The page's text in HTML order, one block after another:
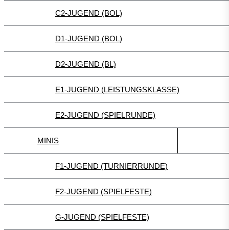
C2-JUGEND (BOL)
D1-JUGEND (BOL)
D2-JUGEND (BL)
E1-JUGEND (LEISTUNGSKLASSE)
E2-JUGEND (SPIELRUNDE)
MINIS
F1-JUGEND (TURNIERRUNDE)
F2-JUGEND (SPIELFESTE)
G-JUGEND (SPIELFESTE)